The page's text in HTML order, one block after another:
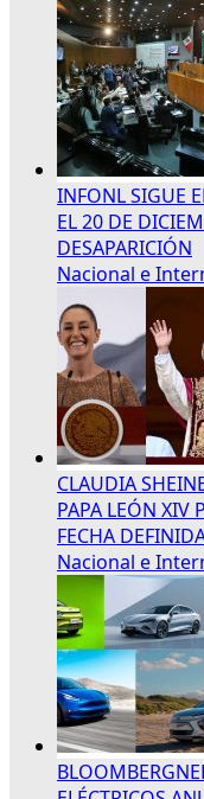
INFONL SIGUE
EL 20 DE
DESAPARICIÓN
Nacional e
CLAUDIA
PAPA LEÓN XIV
FECHA
Nacional e